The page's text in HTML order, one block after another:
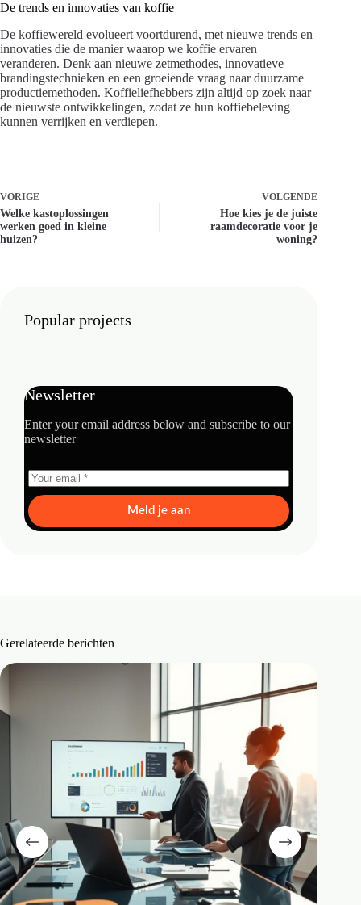
De trends en innovaties van koffie
De koffiewereld evolueert voortdurend, met nieuwe trends en
innovaties die de manier waarop we koffie ervaren
veranderen. Denk aan nieuwe zetmethodes, innovatieve
brandingstechnieken en een groeiende vraag naar duurzame
productiemethoden. Koffieliefhebbers zijn altijd op zoek naar
de nieuwste ontwikkelingen, zodat ze hun koffiebeleving
kunnen verrijken en verdiepen.
VORIGE
Welke kastoplossingen
werken goed in kleine
huizen?
VOLGENDE
Hoe kies je de juiste
raamdecoratie voor je
woning?
Popular projects
Newsletter
Enter your email address below and subscribe to our
newsletter
Meld je aan
Gerelateerde berichten